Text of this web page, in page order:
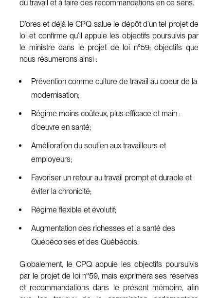
du travail et à faire des recommandations en ce sens.
D’ores et déjà le CPQ salue le dépôt d’un tel projet de
loi et confirme qu’il appuie les objectifs poursuivis par
le ministre dans le projet de loi n°59; objectifs que
nous résumerons ainsi :
Prévention comme culture de travail au coeur de la
modernisation;
Régime moins coûteux, plus efficace et main-
d’oeuvre en santé;
Amélioration du soutien aux travailleurs et
employeurs;
Favoriser un retour au travail prompt et durable et
éviter la chronicité;
Régime flexible et évolutif;
Augmentation des richesses et la santé des
Québécoises et des Québécois.
Globalement, le CPQ appuie les objectifs poursuivis
par le projet de loi n°59, mais exprimera ses réserves
et recommandations dans le présent mémoire, afin